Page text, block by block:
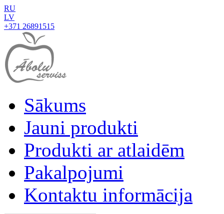
RU
LV
+371 26891515
Sākums
Jauni produkti
Produkti ar atlaidēm
Pakalpojumi
Kontaktu informācija